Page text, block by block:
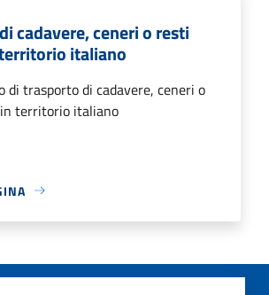
cadavere, ceneri o resti
italiano
di trasporto di cadavere, ceneri o
territorio italiano